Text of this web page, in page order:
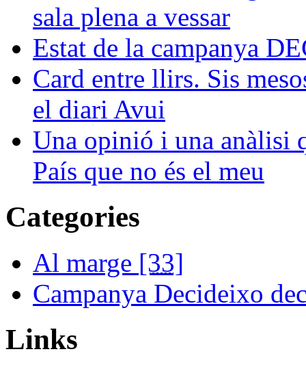
sala plena a vessar
Estat de la campanya
Card entre llirs. Sis
el diari Avui
Una opinió i una anàlisi
País que no és el meu
Categories
Al marge [33]
Campanya Decideixo
Links